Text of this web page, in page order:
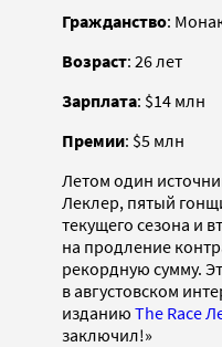
Гражданство:
Возраст: 26 лет
Зарплата: $14 млн
Премии: $5 млн
Летом один
Леклер, пятый
текущего сезона и
на продление
рекордную сумму.
в августовском
изданию The Race
заключил!»